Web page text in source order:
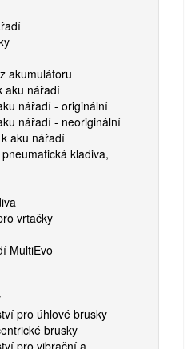
akumulátoru
aku nářadí
nářadí - originální
nářadí - neoriginální
aku nářadí
kladiva,
vrtačky
MultiEvo
pro úhlové brusky
brusky
pro vibrační a